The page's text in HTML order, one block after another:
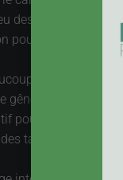
des
pour s’exprimer !
de bruit. Les
gêne occasionné.
pour la
tarifs en